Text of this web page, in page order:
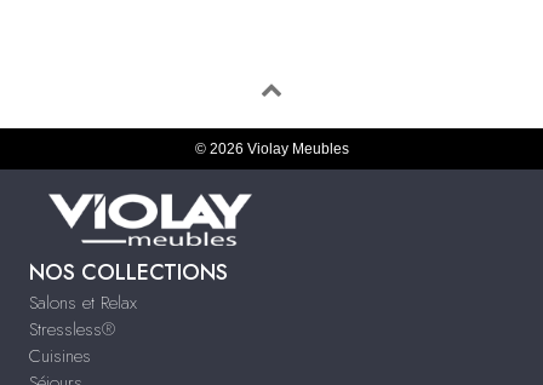
© 2026 Violay Meubles
NOS COLLECTIONS
Salons et Relax
Stressless®
Cuisines